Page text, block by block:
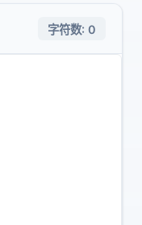
字符数: 0